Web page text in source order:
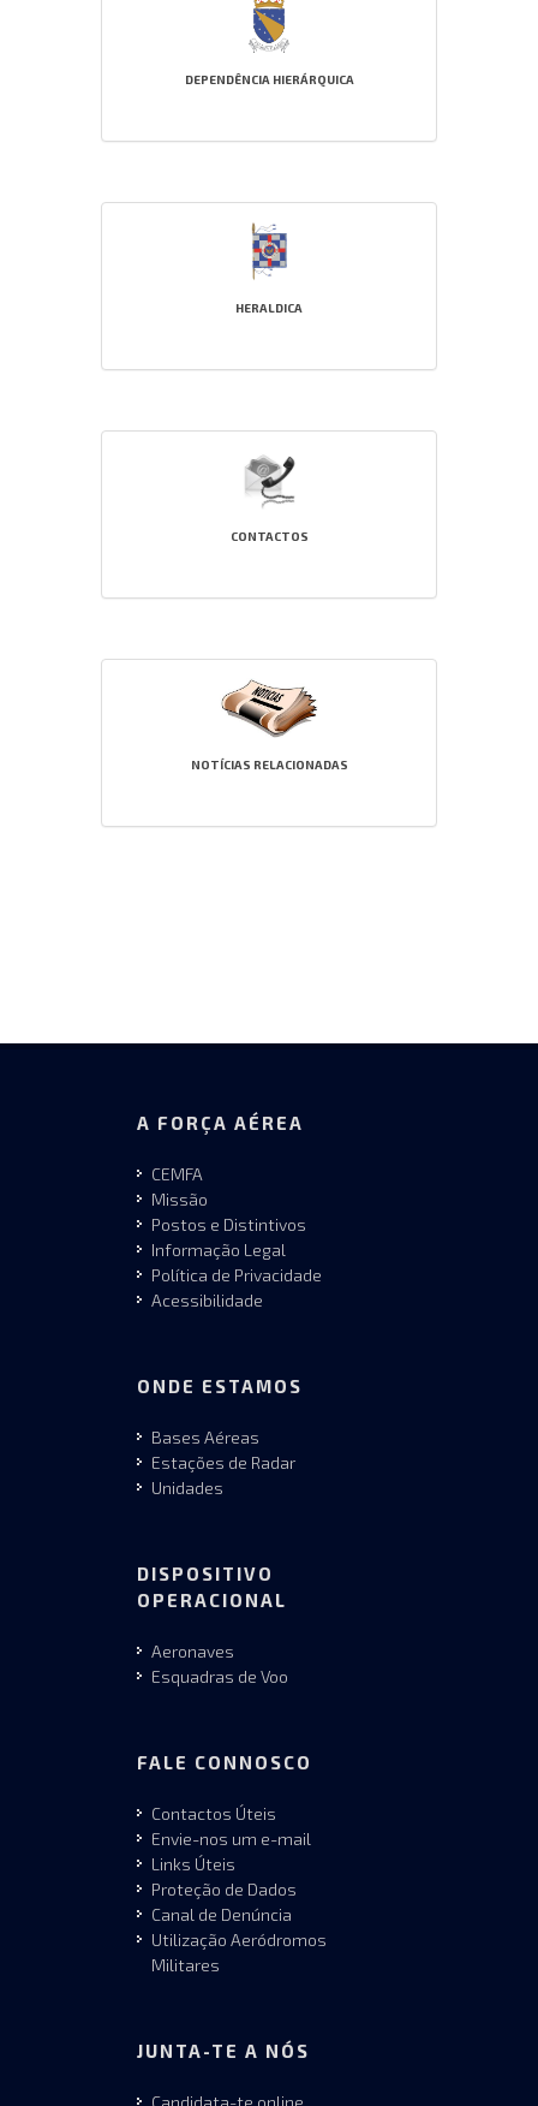
DEPENDÊNCIA HIERÁRQUICA
HERALDICA
CONTACTOS
NOTÍCIAS RELACIONADAS
A FORÇA AÉREA
CEMFA
Missão
Postos e Distintivos
Informação Legal
Política de Privacidade
Acessibilidade
ONDE ESTAMOS
Bases Aéreas
Estações de Radar
Unidades
DISPOSITIVO
OPERACIONAL
Aeronaves
Esquadras de Voo
FALE CONNOSCO
Contactos Úteis
Envie-nos um e-mail
Links Úteis
Proteção de Dados
Canal de Denúncia
Utilização Aeródromos
Militares
JUNTA-TE A NÓS
Candidata-te online